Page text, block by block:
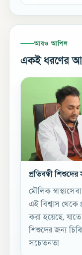
আরও আপিল
একই ধরণের
প্রতিবন্ধী
মৌলিক
এই বিশ্বাস থেকে
করা হয়েছে, যাতে
শিশুদের জন্য
সচেতনতা